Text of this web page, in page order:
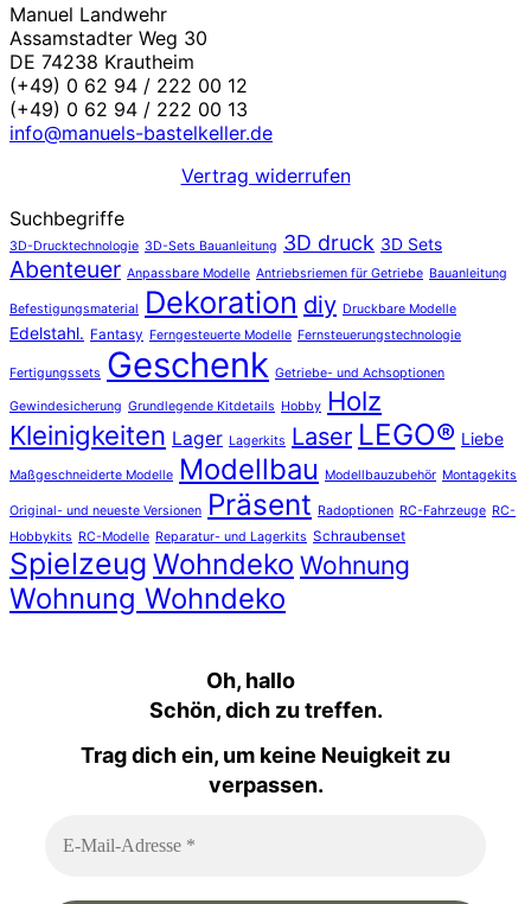
Manuel Landwehr
Assamstadter Weg 30
DE 74238 Krautheim
(+49) 0 62 94 / 222 00 12
(+49) 0 62 94 / 222 00 13
info@manuels-bastelkeller.de
Vertrag widerrufen
Suchbegriffe
3D-Drucktechnologie 3D-Sets Bauanleitung 3D druck 3D Sets
Abenteuer Anpassbare Modelle Antriebsriemen für Getriebe Bauanleitung
Befestigungsmaterial Dekoration diy Druckbare Modelle
Edelstahl. Fantasy Ferngesteuerte Modelle Fernsteuerungstechnologie
Fertigungssets Geschenk Getriebe- und Achsoptionen
Gewindesicherung Grundlegende Kitdetails Hobby Holz
Kleinigkeiten Lager Lagerkits Laser LEGO® Liebe
Maßgeschneiderte Modelle Modellbau Modellbauzubehör Montagekits
Original- und neueste Versionen Präsent Radoptionen RC-Fahrzeuge RC-
Hobbykits RC-Modelle Reparatur- und Lagerkits Schraubenset
Spielzeug Wohndeko Wohnung
Wohnung Wohndeko
Oh, hallo
Schön, dich zu treffen.
Trag dich ein, um keine Neuigkeit zu
verpassen.